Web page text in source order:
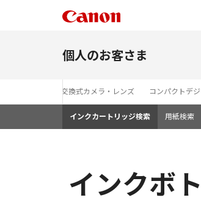
個人のお客さま
レンズ交換式カメラ・レンズ コンパクトデ
インクカートリッジ検索 用紙検索
インクボ